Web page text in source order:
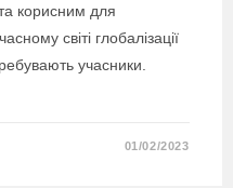
корисним для
світі глобалізації
учасники.
01/02/2023